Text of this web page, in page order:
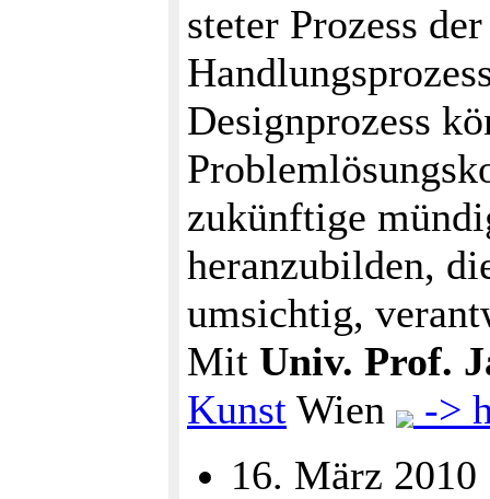
steter Prozess
Designprozess
zukünftige
heranzubilden,
umsichtig,
Mit Univ. Prof.
Kunst Wien
->
16. März 2010